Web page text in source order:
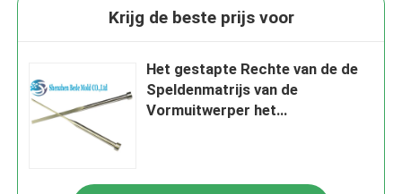
Krijg de beste prijs voor
Het gestapte Rechte van de de
Speldenmatrijs van de
Vormuitwerper het